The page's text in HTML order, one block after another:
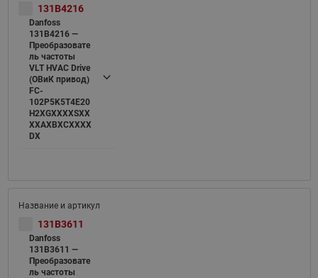
131B4216
Danfoss
131B4216 —
Преобразовате
ль частоты
VLT HVAC Drive
(ОВиК привод)
FC-
102P5K5T4E20
H2XGXXXXSXX
XXAXBXCXXXX
DX
131B3611
Danfoss
131B3611 —
Преобразовате
ль частоты